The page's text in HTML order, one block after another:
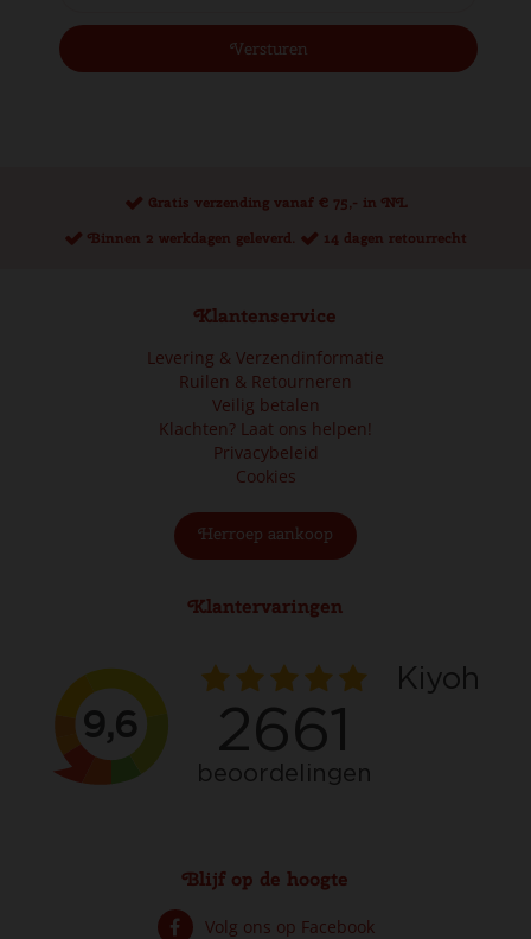
Gratis verzending vanaf € 75,- in NL
Binnen 2 werkdagen geleverd.
14 dagen retourrecht
Klantenservice
Levering & Verzendinformatie
Ruilen & Retourneren
Veilig betalen
Klachten? Laat ons helpen!
Privacybeleid
Cookies
Herroep aankoop
Klantervaringen
Blijf op de hoogte
Volg ons op Facebook